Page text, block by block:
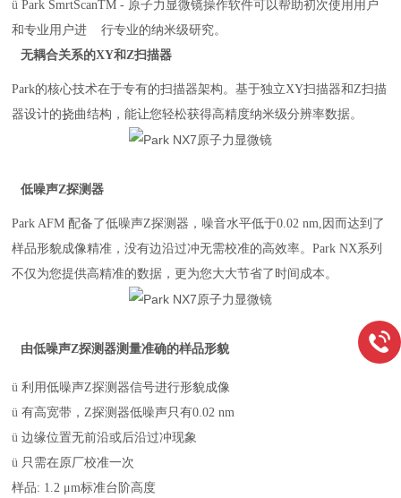
üPark SmrtScanTM - 原子力显微镜操作软件可以帮助初次使用用户
和专业用户进
行专业的纳米级研究。
无耦合关系的XY和Z扫描器
Park的核心技术在于专有的扫描器架构。基于独立XY扫描器和Z扫描
器设计的挠曲结构，能让您轻松获得高精度纳米级分辨率数据。
低噪声Z探测器
Park AFM 配备了低噪声Z探测器，噪音水平低于0.02 nm,因而达到了
样品形貌成像精准，没有边沿过冲无需校准的高效率。Park NX系列
不仅为您提供高精准的数据，更为您大大节省了时间成本。
由低噪声Z探测器测量准确的样品形貌
ü利用低噪声Z探测器信号进行形貌成像
ü有高宽带，Z探测器低噪声只有0.02 nm
ü边缘位置无前沿或后沿过冲现象
ü 只需在原厂校准一次
样品: 1.2 μm标准台阶高度